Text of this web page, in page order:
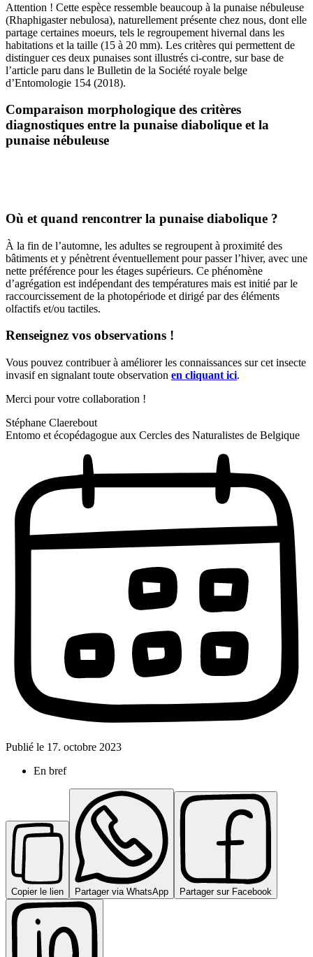
Attention ! Cette espèce ressemble beaucoup à la punaise nébuleuse
(Rhaphigaster nebulosa), naturellement présente chez nous, dont elle
partage certaines moeurs, tels le regroupement hivernal dans les
habitations et la taille (15 à 20 mm). Les critères qui permettent de
distinguer ces deux punaises sont illustrés ci-contre, sur base de
l’article paru dans le Bulletin de la Société royale belge
d’Entomologie 154 (2018).
Comparaison morphologique des critères
diagnostiques entre la punaise diabolique et la
punaise nébuleuse
Où et quand rencontrer la punaise diabolique ?
À la fin de l’automne, les adultes se regroupent à proximité des
bâtiments et y pénètrent éventuellement pour passer l’hiver, avec une
nette préférence pour les étages supérieurs. Ce phénomène
d’agrégation est indépendant des températures mais est initié par le
raccourcissement de la photopériode et dirigé par des éléments
olfactifs et/ou tactiles.
Renseignez vos observations !
Vous pouvez contribuer à améliorer les connaissances sur cet insecte
invasif en signalant toute observation en cliquant ici.
Merci pour votre collaboration !
Stéphane Claerebout
Entomo et écopédagogue aux Cercles des Naturalistes de Belgique
Publié le 17. octobre 2023
En bref
Copier le lien Partager via WhatsApp Partager sur Facebook